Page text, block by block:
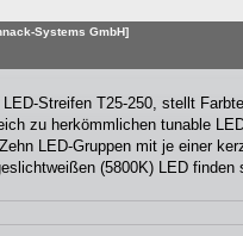
Systems GmbH]
Streifen T25-250, stellt
zu herkömmlichen tunable
LED-Gruppen mit je einer
(5800K) LED finden